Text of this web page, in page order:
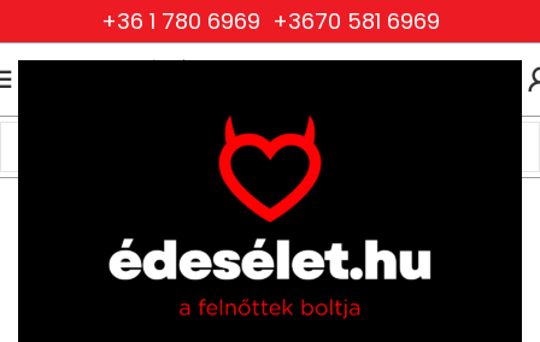
+36 1 780 6969 +3670 581 6969
Fétis ruházat
Maszkok és Szemtakarók